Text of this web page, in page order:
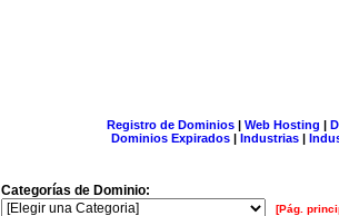
Registro de Dominios| Web Hosting |
Dominios Expirados | Industrias |
Categorías de Dominio:
[Pág.